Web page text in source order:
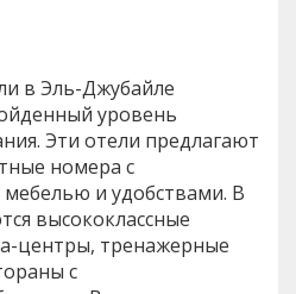
в Эль-Джубайле
уровень
Эти отели предлагают
номера с
и удобствами. В
высококлассные
центры, тренажерные
с